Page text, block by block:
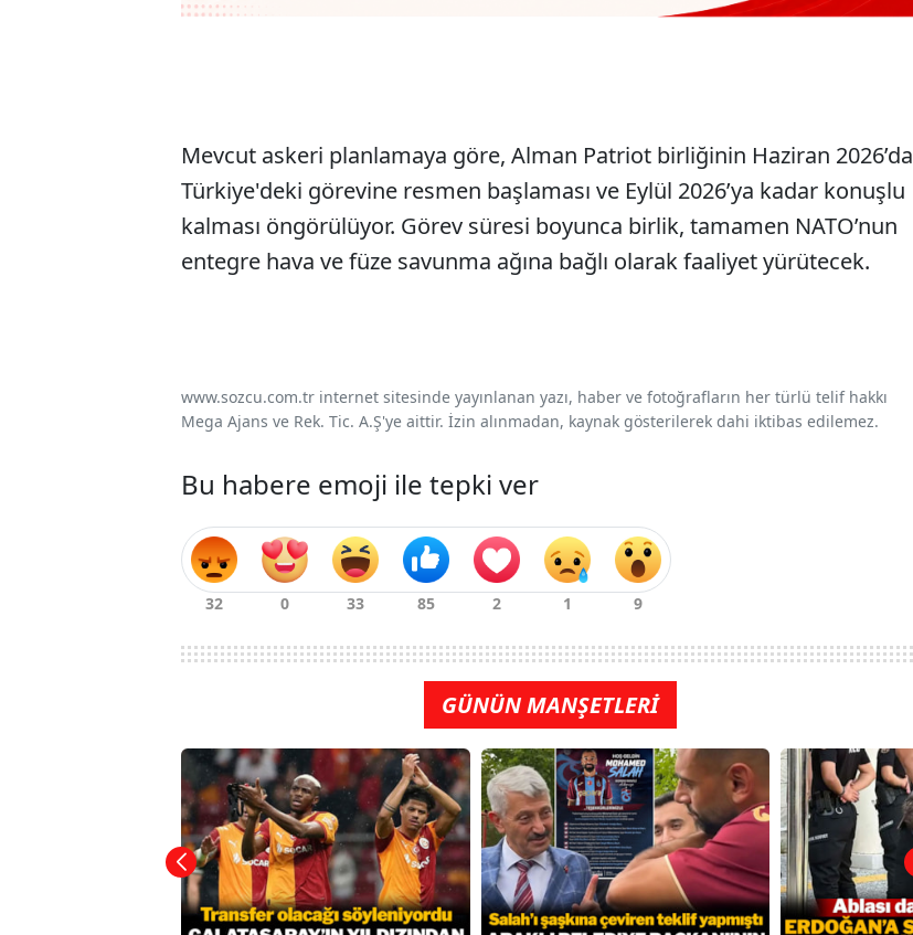
Mevcut askeri planlamaya göre, Alman Patriot birliğinin Haziran 2026’da
Türkiye'deki görevine resmen başlaması ve Eylül 2026’ya kadar konuşlu
kalması öngörülüyor. Görev süresi boyunca birlik, tamamen NATO’nun
entegre hava ve füze savunma ağına bağlı olarak faaliyet yürütecek.
www.sozcu.com.tr internet sitesinde yayınlanan yazı, haber ve fotoğrafların her türlü telif hakkı
Mega Ajans ve Rek. Tic. A.Ş'ye aittir. İzin alınmadan, kaynak gösterilerek dahi iktibas edilemez.
Bu habere emoji ile tepki ver
GÜNÜN MANŞETLERİ